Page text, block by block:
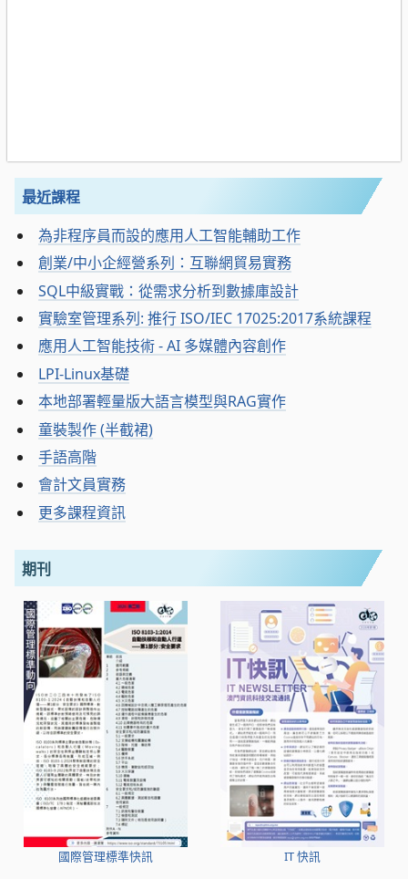
最近課程
為非程序員而設的應用人工智能輔助工作
創業/中小企經營系列：互聯網貿易實務
SQL中級實戰：從需求分析到數據庫設計
實驗室管理系列: 推行 ISO/IEC 17025:2017系統課程
應用人工智能技術 - AI 多媒體內容創作
LPI-Linux基礎
本地部署輕量版大語言模型與RAG實作
童裝製作 (半截裙)
手語高階
會計文員實務
更多課程資訊
期刊
國際管理標準快訊 IT 快訊